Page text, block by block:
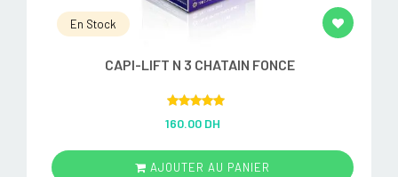
En Stock
CAPI-LIFT N 3 CHATAIN FONCE
out of 5
160.00 DH
AJOUTER AU PANIER